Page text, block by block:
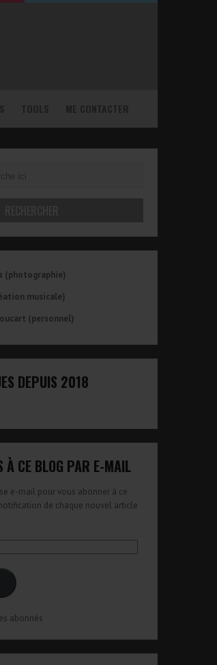
(photographie)
musicale)
(personnel)
DEPUIS 2018
À CE BLOG PAR E-MAIL
e-mail pour vous abonner à ce
de chaque nouvel article
abonnés